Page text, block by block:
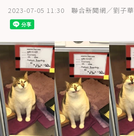
2023-07-05 11:30 聯合新聞網／劉子華